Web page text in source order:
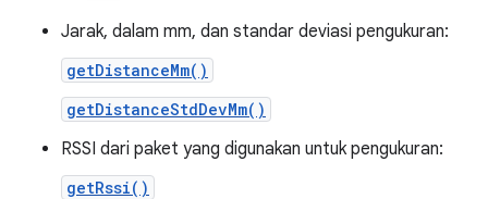
Jarak, dalam mm, dan standar deviasi pengukuran:
getDistanceMm()
getDistanceStdDevMm()
RSSI dari paket yang digunakan untuk pengukuran:
getRssi()